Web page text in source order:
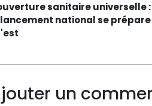
sanitaire universelle :
national se prépare
un